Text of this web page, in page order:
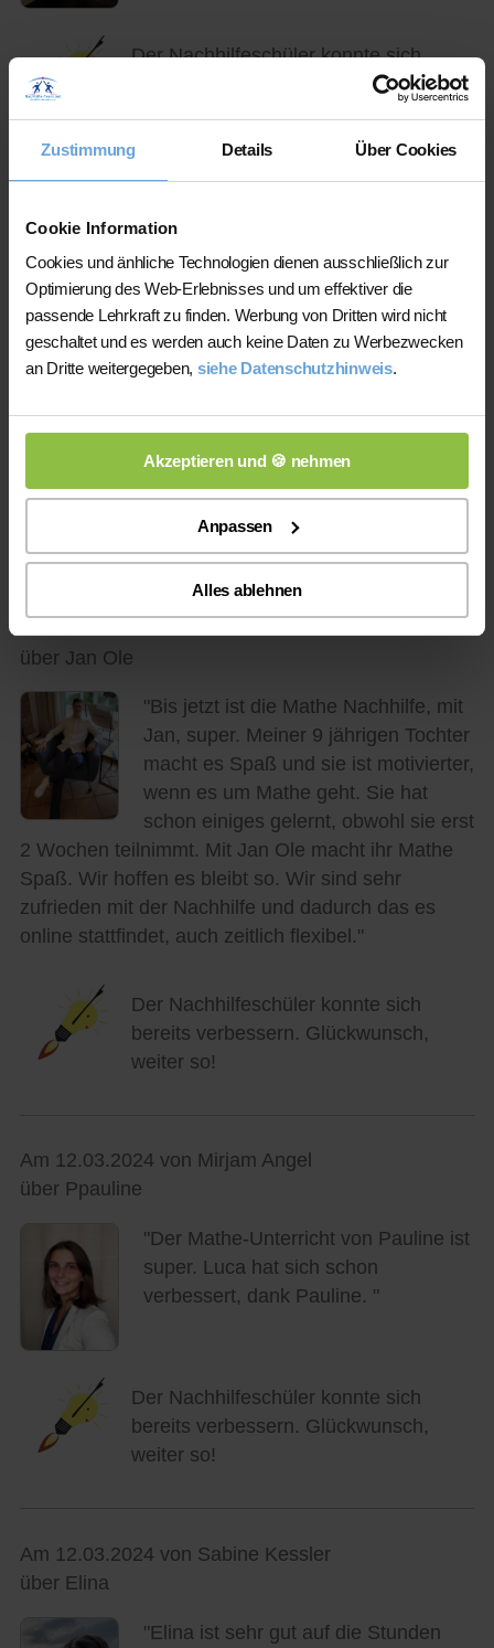
Zustimmung Details Über Cookies
Cookie Information
Cookies und änhliche Technologien dienen ausschließlich zur
Optimierung des Web-Erlebnisses und um effektiver die
passende Lehrkraft zu finden. Werbung von Dritten wird nicht
geschaltet und es werden auch keine Daten zu Werbezwecken
an Dritte weitergegeben, siehe Datenschutzhinweis.
Akzeptieren und 🍪 nehmen
Anpassen
Alles ablehnen
Der Nachhilfeschüler konnte sich
bereits verbessern. Glückwunsch,
über Sandra
"Sandra ist super freundlich, Sie geht
auf den Schüler ein und versucht die
Schwächen herauszufinden, um
diese mit Übungsaufgaben Abhilfe zu
Der Nachhilfeschüler konnte sich
bereits verbessern. Glückwunsch,
weiter so!
über Jan Ole
"Bis jetzt ist die Mathe Nachhilfe, mit
Jan, super. Meiner 9 jährigen Tochter
macht es Spaß und sie ist motivierter,
wenn es um Mathe geht. Sie hat
schon einiges gelernt, obwohl sie erst
2 Wochen teilnimmt. Mit Jan Ole macht ihr Mathe
Spaß. Wir hoffen es bleibt so. Wir sind sehr
zufrieden mit der Nachhilfe und dadurch das es
online stattfindet, auch zeitlich flexibel."
Der Nachhilfeschüler konnte sich
bereits verbessern. Glückwunsch,
weiter so!
Am 12.03.2024 von Mirjam Angel
über Ppauline
"Der Mathe-Unterricht von Pauline ist
super. Luca hat sich schon
verbessert, dank Pauline. "
Der Nachhilfeschüler konnte sich
bereits verbessern. Glückwunsch,
weiter so!
Am 12.03.2024 von Sabine Kessler
über Elina
"Elina ist sehr gut auf die Stunden